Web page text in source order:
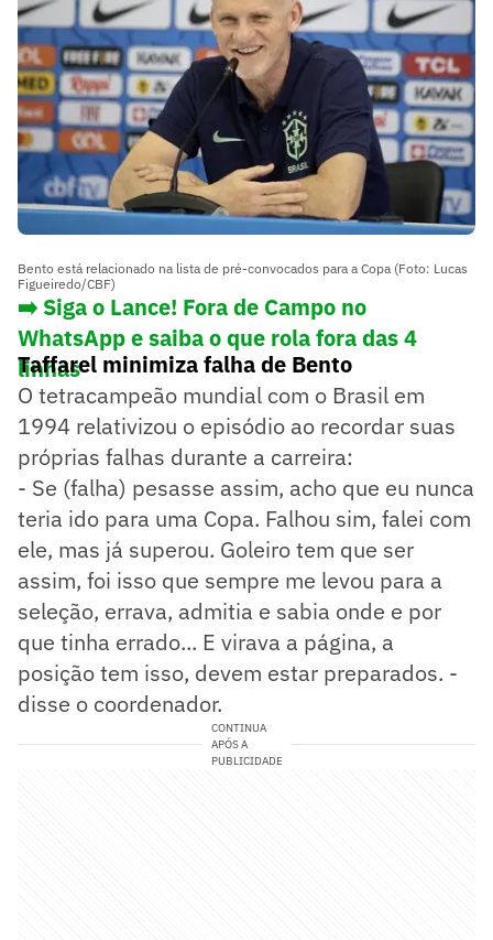
Bento está relacionado na lista de pré-convocados para a Copa (Foto: Lucas
Figueiredo/CBF)
➡️ Siga o Lance! Fora de Campo no
WhatsApp e saiba o que rola fora das 4
linhas
Taffarel minimiza falha de Bento
O tetracampeão mundial com o Brasil em
1994 relativizou o episódio ao recordar suas
próprias falhas durante a carreira:
- Se (falha) pesasse assim, acho que eu nunca
teria ido para uma Copa. Falhou sim, falei com
ele, mas já superou. Goleiro tem que ser
assim, foi isso que sempre me levou para a
seleção, errava, admitia e sabia onde e por
que tinha errado... E virava a página, a
posição tem isso, devem estar preparados. -
disse o coordenador.
CONTINUA
APÓS A
PUBLICIDADE